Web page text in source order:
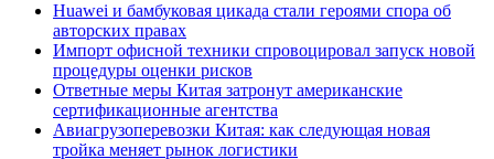
Huawei и бамбуковая цикада стали героями спора об
авторских правах
Импорт офисной техники спровоцировал запуск новой
процедуры оценки рисков
Ответные меры Китая затронут американские
сертификационные агентства
Авиагрузоперевозки Китая: как следующая новая
тройка меняет рынок логистики